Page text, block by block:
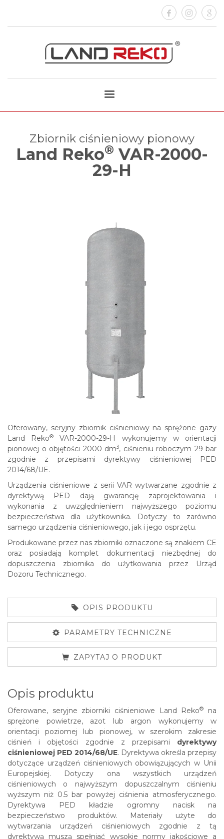
Zbiornik ciśnieniowy pionowy
Land Reko® VAR-2000-
29-H
Oferowany, seryjny zbiornik ciśnieniowy na sprężone gazy
Land Reko®
VAR-2000-29-H wykonujemy w orientacji
pionowej o objętości 2000 dm3, ciśnieniu roboczym 29 bar
zgodnie z przepisami dyrektywy ciśnieniowej PED
2014/68/UE.
Urządzenia ciśnieniowe z serii VAR wytwarzane zgodnie z
dyrektywą PED dają gwarancję zaprojektowania i
wykonania z uwzględnieniem najwyższego poziomu
bezpieczeństwa dla użytkownika. Dotyczy to zarówno
samego urządzenia ciśnieniowego, jak i jego osprzętu.
Produkowane przez nas zbiorniki oznaczone są znakiem CE
oraz posiadają komplet dokumentacji niezbędnej do
dopuszczenia zbiornika do użytkowania przez Urząd
Dozoru Technicznego.
OPIS PRODUKTU
PARAMETRY TECHNICZNE
ZAPYTAJ O PRODUKT
Opis produktu
Oferowane, seryjne zbiorniki ciśnieniowe Land Reko®
na
sprężone powietrze, azot lub argon wykonujemy w
orientacji poziomej lub pionowej, w szerokim zakresie
ciśnień i objętości zgodnie z przepisami dyrektywy
ciśnieniowej PED 2014/68/UE. Dyrektywa określa przepisy
dotyczące urządzeń ciśnieniowych obowiązujących w Unii
Europejskiej. Dotyczy ona wszystkich urządzeń
ciśnieniowych o najwyższym dopuszczalnym ciśnieniu
wyższym niż 0.5 bar powyżej ciśnienia atmosferycznego.
Dyrektywa PED kładzie ogromny nacisk na
bezpieczeństwo produktów. Materiały użyte do
wytwarzania urządzeń ciśnieniowych zgodnie z tą
dyrektywą muszą spełniać wysokie normy jakościowe a